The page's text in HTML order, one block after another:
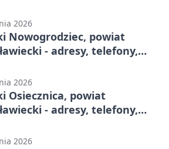
2026
Nowogrodziec, powiat
- adresy, telefony,
2026
Osiecznica, powiat
- adresy, telefony,
2026